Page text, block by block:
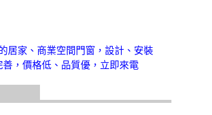
居家、商業空間門窗，設計、安裝
善，價格低、品質優，立即來電